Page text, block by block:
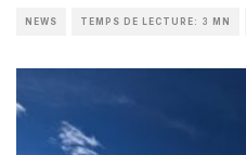
NEWS TEMPS DE LECTURE: 3 MN